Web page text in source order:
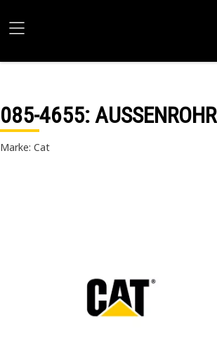
085-4655: AUSSENROHR
Marke: Cat